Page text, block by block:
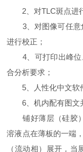
2、对TLC斑点进行
3、对图像可任意
进行校正；
4、可打印出峰位
合分析要求；
5、人性化中文软件
6、机内配有图文并
铺好薄层（硅胶）
溶液点在薄板的一端
（流动相）展开，